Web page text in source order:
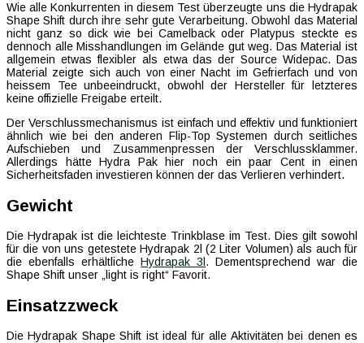
Wie alle Konkurrenten in diesem Test überzeugte uns die Hydrapak
Shape Shift durch ihre sehr gute Verarbeitung. Obwohl das Material
nicht ganz so dick wie bei Camelback oder Platypus steckte es
dennoch alle Misshandlungen im Gelände gut weg. Das Material ist
allgemein etwas flexibler als etwa das der Source Widepac. Das
Material zeigte sich auch von einer Nacht im Gefrierfach und von
heissem Tee unbeeindruckt, obwohl der Hersteller für letzteres
keine offizielle Freigabe erteilt.
Der Verschlussmechanismus ist einfach und effektiv und funktioniert
ähnlich wie bei den anderen Flip-Top Systemen durch seitliches
Aufschieben und Zusammenpressen der Verschlussklammer.
Allerdings hätte Hydra Pak hier noch ein paar Cent in einen
Sicherheitsfaden investieren können der das Verlieren verhindert.
Gewicht
Die Hydrapak ist die leichteste Trinkblase im Test. Dies gilt sowohl
für die von uns getestete Hydrapak 2l (2 Liter Volumen) als auch für
die ebenfalls erhältliche Hydrapak 3l . Dementsprechend war die
Shape Shift unser „light is right“ Favorit.
Einsatzzweck
Die Hydrapak Shape Shift ist ideal für alle Aktivitäten bei denen es